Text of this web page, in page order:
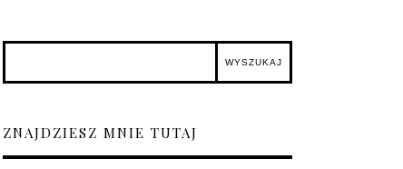
ZNAJDZIESZ MNIE TUTAJ